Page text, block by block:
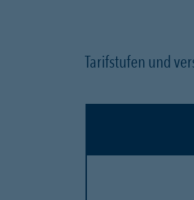
Tarifstufen und